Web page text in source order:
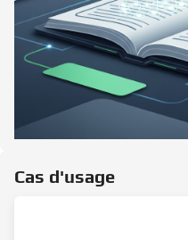
Cas d'usage